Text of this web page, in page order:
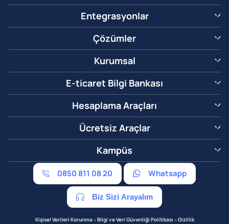
Entegrasyonlar
Çözümler
Kurumsal
E-ticaret Bilgi Bankası
Hesaplama Araçları
Ücretsiz Araçlar
Kampüs
0850 811 08 20 Whatsapp
Biz Sizi Arayalım
Kişisel Verileri Korunma•Bilgi ve Veri Güvenliği Politikası •Gizlilik